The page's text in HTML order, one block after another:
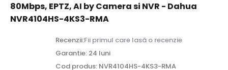
80Mbps, EPTZ, AI by Camera si NVR - Dahua
NVR4104HS-4KS3-RMA
Recenzii:Fii primul care lasă o recenzie
Garantie: 24 luni
Cod produs: NVR4104HS-4KS3-RMA